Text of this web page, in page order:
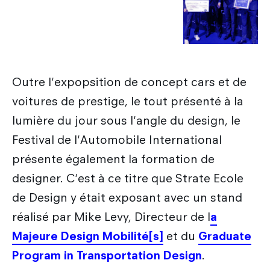
Outre l'expopsition de concept cars et de
voitures de prestige, le tout présenté à la
lumière du jour sous l'angle du design, le
Festival de l'Automobile International
présente également la formation de
designer. C'est à ce titre que Strate Ecole
de Design y était exposant avec un stand
réalisé par Mike Levy, Directeur de la
Majeure Design Mobilité[s] et du Graduate
Program in Transportation Design.